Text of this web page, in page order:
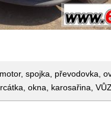
spojka, převodovka,
okna, karosařina,